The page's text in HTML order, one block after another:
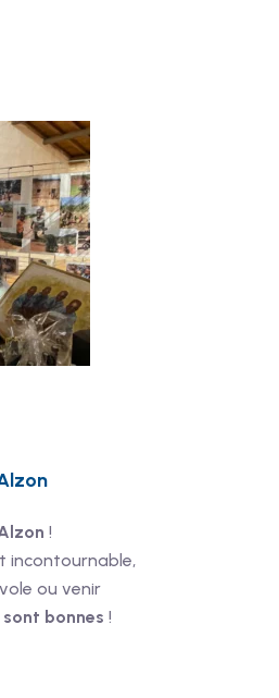
!
incontournable,
ou venir
bonnes !